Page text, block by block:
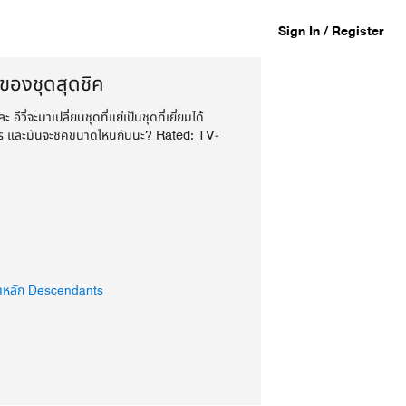
Sign In / Register
องชุดสุดชิค
อีวี่จะมาเปลี่ยนชุดที่แย่เป็นชุดที่เยี่ยมได้
และมันจะชิคขนาดไหนกันนะ? Rated: TV-
ลัก Descendants